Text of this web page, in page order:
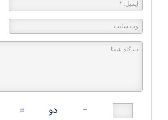
− دو =